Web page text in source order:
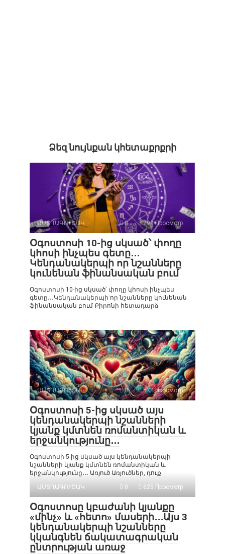
Ձեզ նույնքան կհետաքրքրի
ԱՍՏՂԱԳՈՒՇԱԿ 0 299 Просмотр
Օգոստոսի 10-ից սկսած՝ փողը
կհոսի ինչպես գետը․․․
Կենդանակերպի որ նշանները
կունենան ֆինանսական բում
Օգոստոսի 10-ից սկսած՝ փողը կհոսի ինչպես
գետը․․․Կենդանակերպի որ նշանները կունենան
ֆինանսական բում Քիրոնի հետադարձ
ԱՍՏՂԱԳՈՒՇԱԿ 0 574 Просмотр
Օգոստոսի 5-ից սկսած այս
կենդանակերպի նշանների
կյանք կմտնեն ռոմանտիկան և
երջանկությունը․․․
Օգոստոսի 5-ից սկսած այս կենդանակերպի
նշանների կյանք կմտնեն ռոմանտիկան և
երջանկությունը․․․ Առյուծ Առյուծներ, դուք
ԱՍՏՂԱԳՈՒՇԱԿ
0 625 Просмотр
Օգոստոսը կբաժանի կյանքը
«մինչ» և «հետո» մասերի․․․Այս 3
կենդանակերպի նշանները
կկանգնեն ճակատագրական
ընտրության առաջ